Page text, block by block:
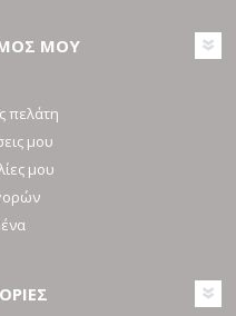
ΜΟΥ
πελάτη
μου
μου